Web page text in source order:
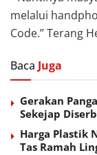
melalui
Code.” Terang
Baca Juga
Gerakan
Sekejap
Harga Plastik
Tas Ramah